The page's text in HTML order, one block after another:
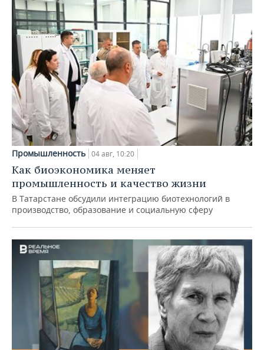
Промышленность 04 авг, 10:20
Как биоэкономика меняет
промышленность и качество жизни
В Татарстане обсудили интеграцию биотехнологий в
производство, образование и социальную сферу